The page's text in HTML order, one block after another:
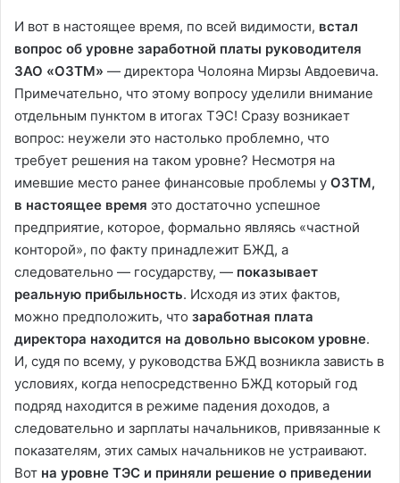
И вот в настоящее время, по всей видимости, встал
вопрос об уровне заработной платы руководителя
ЗАО «ОЗТМ» — директора Чолояна Мирзы Авдоевича.
Примечательно, что этому вопросу уделили внимание
отдельным пунктом в итогах ТЭС! Сразу возникает
вопрос: неужели это настолько проблемно, что
требует решения на таком уровне? Несмотря на
имевшие место ранее финансовые проблемы у ОЗТМ,
в настоящее время это достаточно успешное
предприятие, которое, формально являясь «частной
конторой», по факту принадлежит БЖД, а
следовательно — государству, — показывает
реальную прибыльность. Исходя из этих фактов,
можно предположить, что заработная плата
директора находится на довольно высоком уровне.
И, судя по всему, у руководства БЖД возникла зависть в
условиях, когда непосредственно БЖД который год
подряд находится в режиме падения доходов, а
следовательно и зарплаты начальников, привязанные к
показателям, этих самых начальников не устраивают.
Вот на уровне ТЭС и приняли решение о приведении